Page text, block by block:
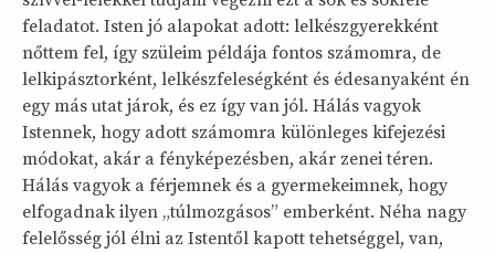
feladatot. Isten jó alapokat adott: lelkészgyerekként
nőttem fel, így szüleim példája fontos számomra, de
lelkipásztorként, lelkészfeleségként és édesanyaként én
egy más utat járok, és ez így van jól. Hálás vagyok
Istennek, hogy adott számomra különleges kifejezési
módokat, akár a fényképezésben, akár zenei téren.
Hálás vagyok a férjemnek és a gyermekeimnek, hogy
elfogadnak ilyen „túlmozgásos” emberként. Néha nagy
felelősség jól élni az Istentől kapott tehetséggel, van,